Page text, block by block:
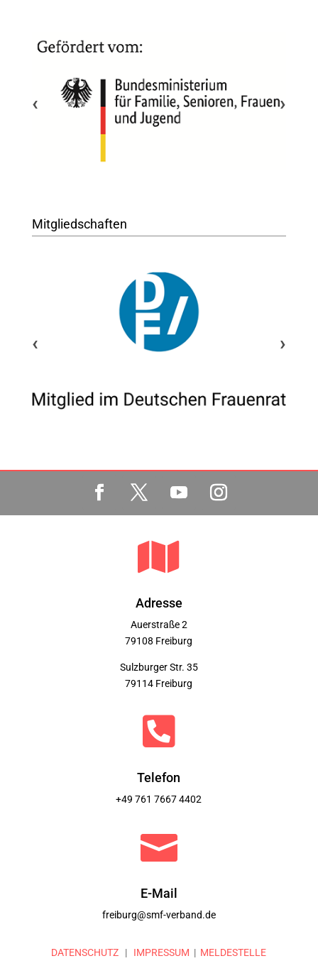
‹ ›
Mitgliedschaften
‹ ›

Adresse
Auerstraße 2
79108 Freiburg
Sulzburger Str. 35
79114 Freiburg

Telefon
+49 761 7667 4402

E-Mail
freiburg@smf-verband.de
DATENSCHUTZ | IMPRESSUM | MELDESTELLE